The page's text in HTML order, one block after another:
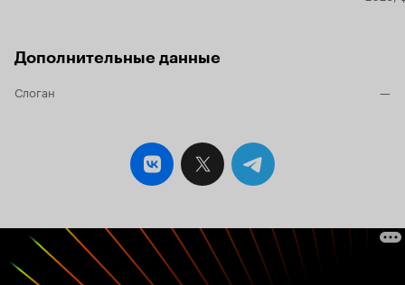
Дополнительные данные
Слоган —